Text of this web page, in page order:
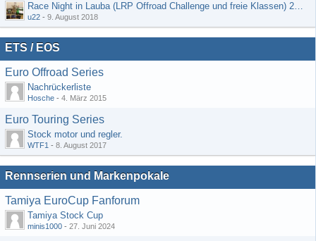
Race Night in Lauba (LRP Offroad Challenge und freie Klassen) 25/26.08
u22 - 9. August 2018
ETS / EOS
Euro Offroad Series
Nachrückerliste
Hosche - 4. März 2015
Euro Touring Series
Stock motor und regler.
WTF1 - 8. August 2017
Rennserien und Markenpokale
Tamiya EuroCup Fanforum
Tamiya Stock Cup
minis1000 - 27. Juni 2024